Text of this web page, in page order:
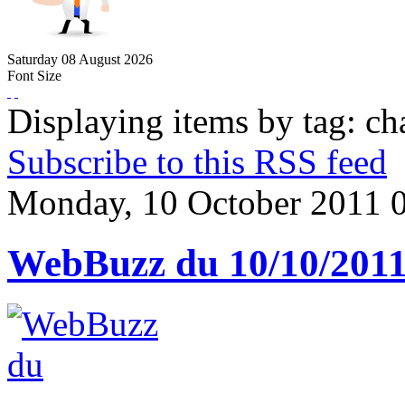
Saturday 08 August 2026
Font Size
Displaying items by tag:
Subscribe to this RSS feed
Monday, 10 October 2011
WebBuzz du 10/10/